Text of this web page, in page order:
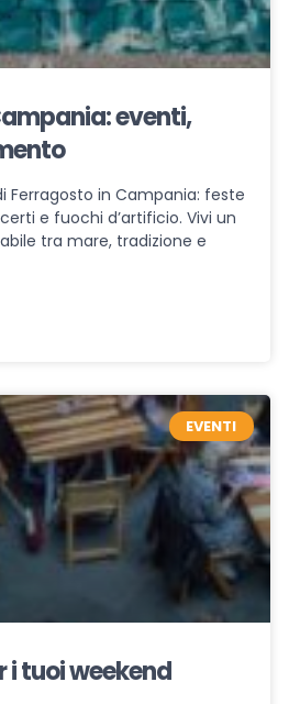
eventi,
Ferragosto in Campania: feste
e fuochi d’artificio. Vivi un
tra mare, tradizione e
EVENTI
i tuoi weekend